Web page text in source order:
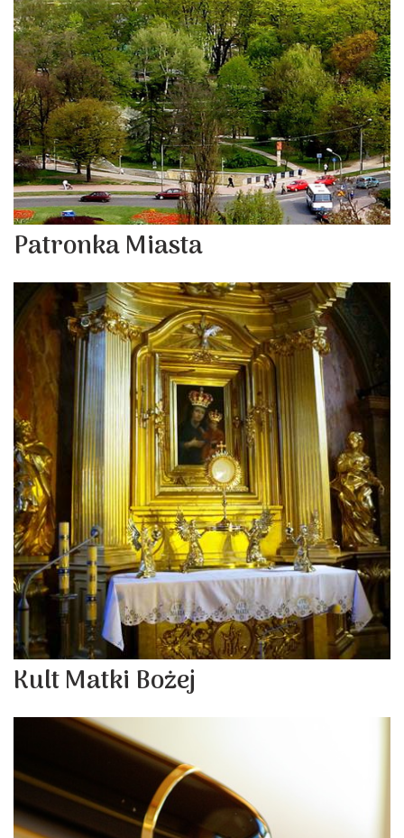
Patronka Miasta
Kult Matki Bożej